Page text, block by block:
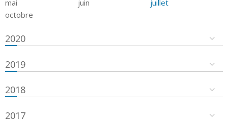
mai
juin
juillet
octobre
2020
2019
2018
2017